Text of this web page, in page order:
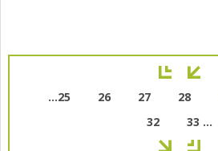
Paginación
Page
…25 Page
26 Page
27 Page
28
Page
32 Page
33 …